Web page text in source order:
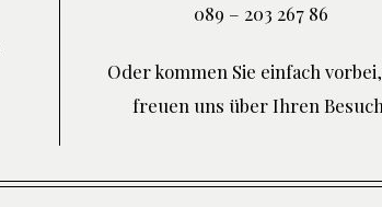
089 – 203 267 86
Oder kommen Sie einfach
freuen uns über Ihren